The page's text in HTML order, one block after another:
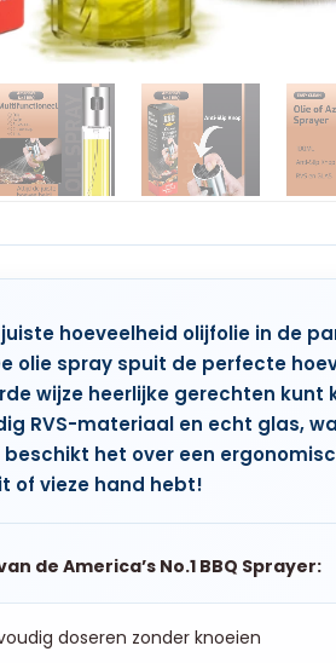
hoeveelheid olijfolie in de
olie spray spuit de perfecte
wijze heerlijke gerechten
RVS-materiaal en echt glas,
het over een
of vieze hand hebt!
de America’s No.1 BBQ Sprayer:
doseren zonder knoeien